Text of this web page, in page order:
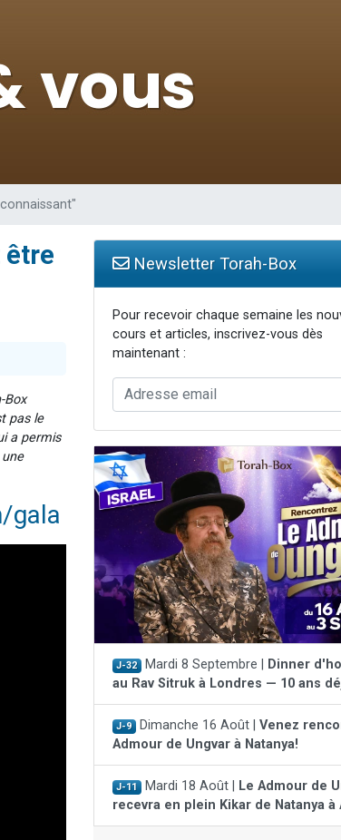
être
Box
pas le
a permis
gala
Newsletter Torah-Box
Pour recevoir chaque semaine les
cours et articles, inscrivez-vous dès
maintenant :
J-32 Mardi 8 Septembre |
Dinner
au Rav Sitruk à Londres — 10 ans
J-9 Dimanche 16 Août | Venez
Admour de Ungvar à Natanya!
J-11 Mardi 18 Août |
Le Admour de
recevra en plein Kikar de Natanya à